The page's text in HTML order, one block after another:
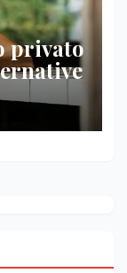
privato